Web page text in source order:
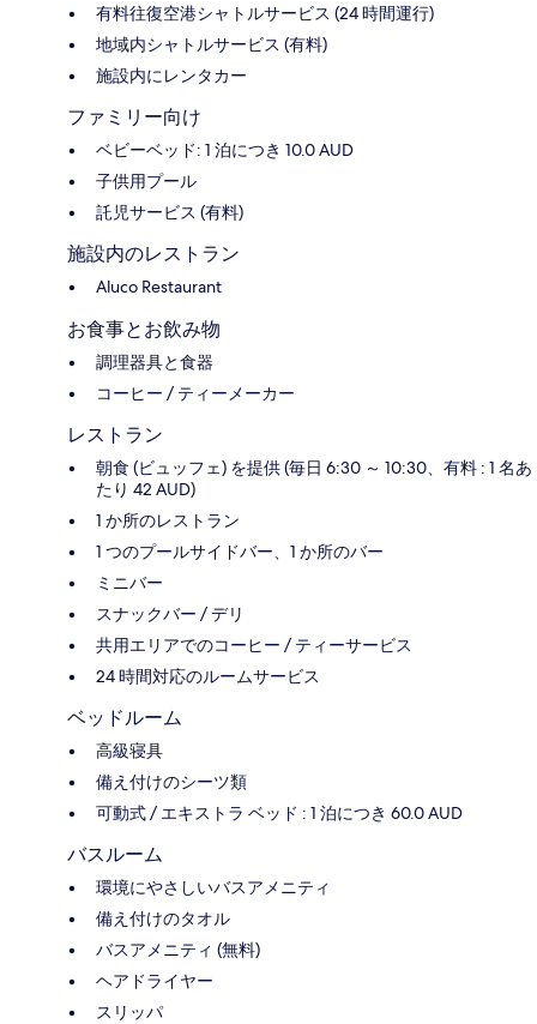
有料往復空港シャトルサービス (24 時間運行)
地域内シャトルサービス (有料)
施設内にレンタカー
ファミリー向け
ベビーベッド: 1 泊につき 10.0 AUD
子供用プール
託児サービス (有料)
施設内のレストラン
Aluco Restaurant
お食事とお飲み物
調理器具と食器
コーヒー / ティーメーカー
レストラン
朝食 (ビュッフェ) を提供 (毎日 6:30 ～ 10:30、有料 : 1 名あ
たり 42 AUD)
1 か所のレストラン
1 つのプールサイドバー、1 か所のバー
ミニバー
スナックバー / デリ
共用エリアでのコーヒー / ティーサービス
24 時間対応のルームサービス
ベッドルーム
高級寝具
備え付けのシーツ類
可動式 / エキストラ ベッド : 1 泊につき 60.0 AUD
バスルーム
環境にやさしいバスアメニティ
備え付けのタオル
バスアメニティ (無料)
ヘアドライヤー
スリッパ